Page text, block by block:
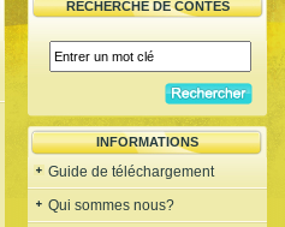
RECHERCHE DE CONTES
INFORMATIONS
Guide de téléchargement
Qui sommes nous?